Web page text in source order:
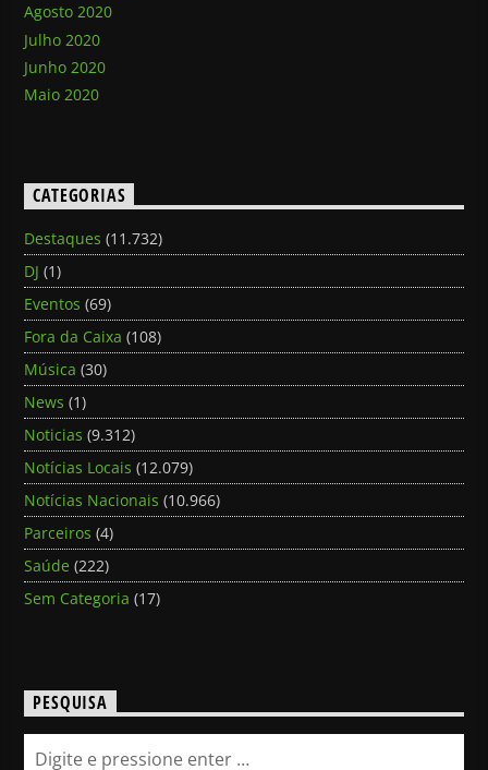
Agosto 2020
Julho 2020
Junho 2020
Maio 2020
CATEGORIAS
Destaques (11.732)
DJ (1)
Eventos (69)
Fora da Caixa (108)
Música (30)
News (1)
Noticias (9.312)
Notícias Locais (12.079)
Notícias Nacionais (10.966)
Parceiros (4)
Saúde (222)
Sem Categoria (17)
PESQUISA